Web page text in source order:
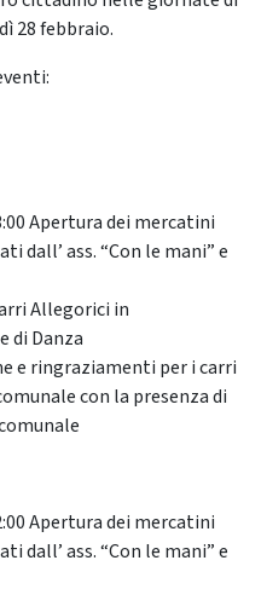
28 febbraio.
Apertura dei mercatini
dall’ ass. “Con le mani” e
Allegorici in
di Danza
e ringraziamenti per i carri
con la presenza di
Apertura dei mercatini
dall’ ass. “Con le mani” e